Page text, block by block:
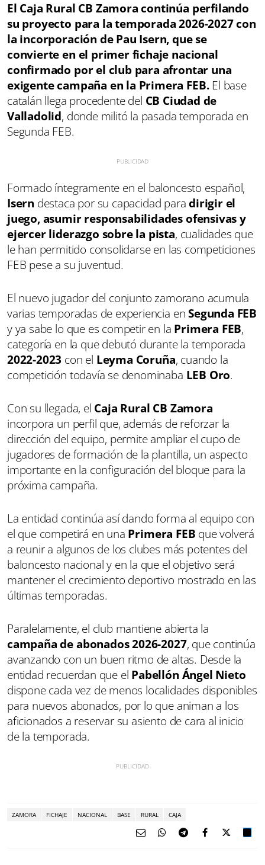
El Caja Rural CB Zamora continúa perfilando
su proyecto para la temporada 2026-2027 con
la incorporación de Pau Isern, que se
convierte en el primer fichaje nacional
confirmado por el club para afrontar una
exigente campaña en la Primera FEB.El base
catalán llega procedente del CB Ciudad de
Valladolid, donde militó la pasada temporada en
Segunda FEB.
Formado íntegramente en el baloncesto español,
Isern destaca por su capacidad paradirigir el
juego, asumir responsabilidades ofensivas y
ejercer liderazgo sobre la pista, cualidades que
le han permitido consolidarse en las competiciones
FEB pese a su juventud.
El nuevo jugador del conjunto zamorano acumula
varias temporadas de experiencia enSegunda FEB
y ya sabe lo que es competir en la Primera FEB,
categoría en la que debutó durante la temporada
2022-2023 con el Leyma Coruña, cuando la
competición todavía se denominaba LEB Oro.
Con su llegada, el Caja Rural CB Zamora
incorpora un perfil que, además de reforzar la
dirección del equipo, permite ampliar el cupo de
jugadores de formación de la plantilla, un aspecto
importante en la configuración del bloque para la
próxima campaña.
La entidad continúa así dando forma al equipo con
el que competirá en una Primera FEB que volverá
a reunir a algunos de los clubes más potentes del
baloncesto nacional y en la que el objetivo será
mantener el crecimiento deportivo mostrado en las
últimas temporadas.
Paralelamente, el club mantiene abierta la
campaña de abonados 2026-2027, que continúa
avanzando con un buen ritmo de altas. Desde la
entidad recuerdan que el Pabellón Ángel Nieto
dispone cada vez de menos localidades disponibles
para nuevos abonados, por lo que animan a los
aficionados a reservar su asiento de cara al inicio
de la temporada.
ZAMORA FICHAJE NACIONAL BASE RURAL CAJA